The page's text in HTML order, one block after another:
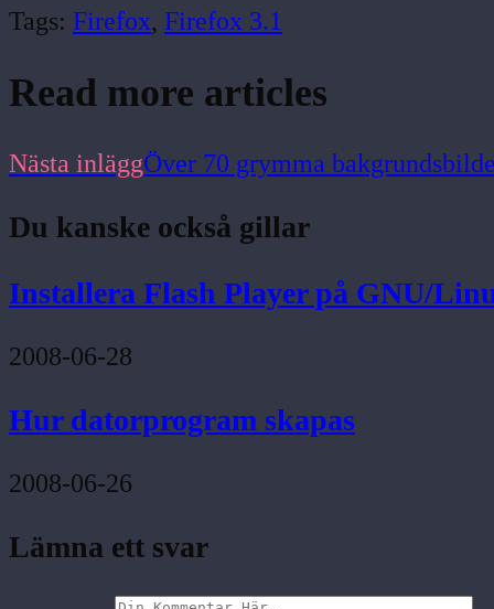
Tags: Firefox, Firefox 3.1
Read more articles
Nästa inläggÖver 70 grymma
Du kanske också gillar
Installera Flash Player på GNU/
2008-06-28
Hur datorprogram skapas
2008-06-26
Lämna ett svar